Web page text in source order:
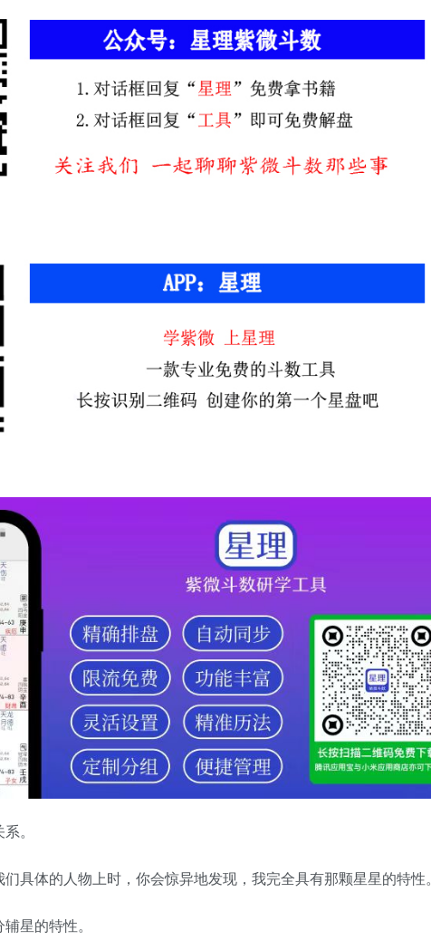
。
具体的人物上时，你会惊异地发现，我完全具有那颗星星的特性。
星的特性。